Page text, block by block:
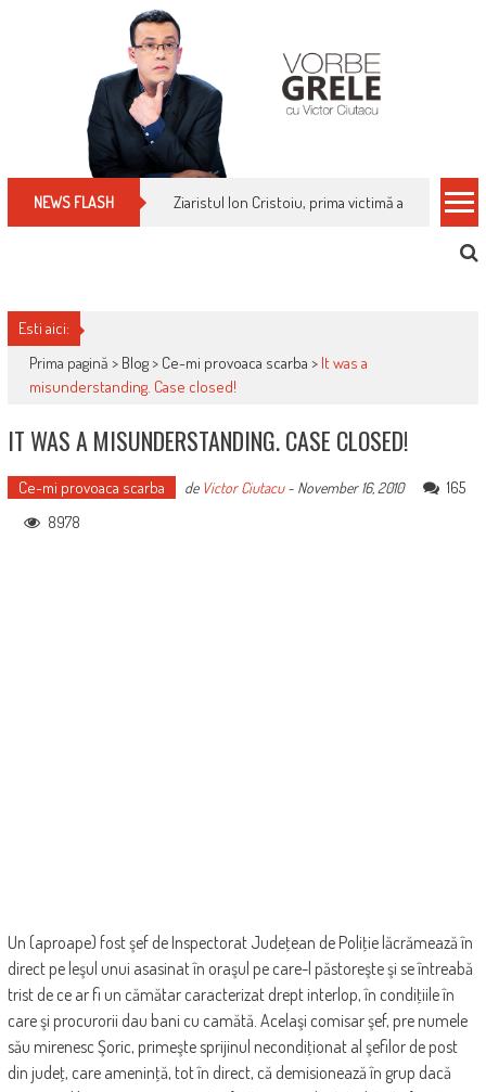
NEWS FLASH Ziaristul Ion Cristoiu, prima victimă a noi
Esti aici:
Prima pagină > Blog> Ce-mi provoaca scarba > It was a
misunderstanding. Case closed!
IT WAS A MISUNDERSTANDING. CASE CLOSED!
Ce-mi provoaca scarba de Victor Ciutacu- November 16, 2010
165
8978
Un (aproape) fost şef de Inspectorat Judeţean de Poliţie lăcrămează în
direct pe leşul unui asasinat în oraşul pe care-l păstoreşte şi se întreabă
trist de ce ar fi un cămătar caracterizat drept interlop, în condiţiile în
care şi procurorii dau bani cu camătă. Acelaşi comisar şef, pre numele
său mirenesc Şoric, primeşte sprijinul necondiţionat al şefilor de post
din judeţ, care ameninţă, tot în direct, că demisionează în grup dacă